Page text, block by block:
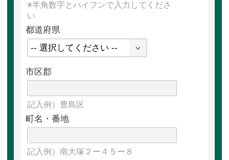
※半角数字とハイフンで入力してくださ
い
都道府県
市区郡
記入例）豊島区
町名・番地
記入例）南大塚２ー４５ー８